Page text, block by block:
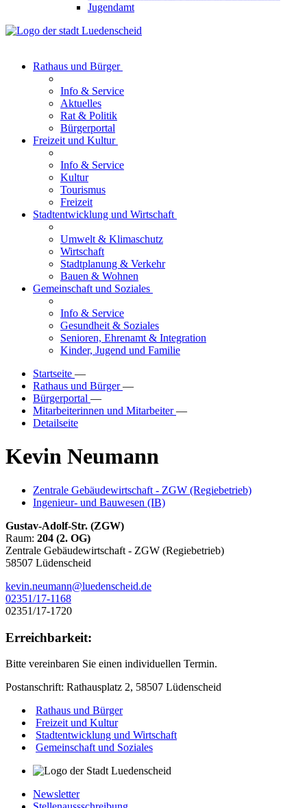
Jugendamt
Rathaus und Bürger
Info & Service
Aktuelles
Rat & Politik
Bürgerportal
Freizeit und Kultur
Info & Service
Kultur
Tourismus
Freizeit
Stadtentwicklung und Wirtschaft
Umwelt & Klimaschutz
Wirtschaft
Stadtplanung & Verkehr
Bauen & Wohnen
Gemeinschaft und Soziales
Info & Service
Gesundheit & Soziales
Senioren, Ehrenamt & Integration
Kinder, Jugend und Familie
Startseite —
Rathaus und Bürger—
Bürgerportal —
Mitarbeiterinnen und Mitarbeiter—
Detailseite
Kevin Neumann
Zentrale Gebäudewirtschaft - ZGW (Regiebetrieb)
Ingenieur- und Bauwesen (IB)
Gustav-Adolf-Str. (ZGW)
Raum: 204 (2. OG)
Zentrale Gebäudewirtschaft - ZGW (Regiebetrieb)
58507 Lüdenscheid
kevin.neumann@luedenscheid.de
02351/17-1168
02351/17-1720
Erreichbarkeit:
Bitte vereinbaren Sie einen individuellen Termin.
Postanschrift: Rathausplatz 2, 58507 Lüdenscheid
Rathaus und Bürger
Freizeit und Kultur
Stadtentwicklung und Wirtschaft
Gemeinschaft und Soziales
Newsletter